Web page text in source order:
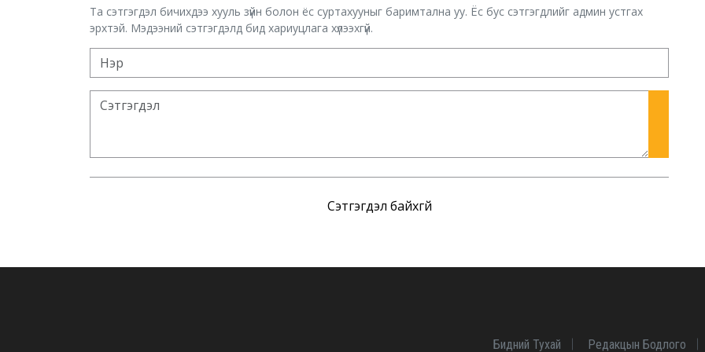
Та сэтгэгдэл бичихдээ хууль зүйн болон ёс суртахууныг баримтална уу. Ёс бус сэтгэгдлийг админ устгах
эрхтэй. Мэдээний сэтгэгдэлд бид хариуцлага хүлээхгүй.
Сэтгэгдэл байхгүй
Бидний Тухай Редакцын Бодлого